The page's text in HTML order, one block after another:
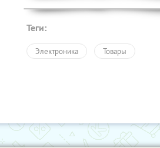
Теги:
Электроника Товары